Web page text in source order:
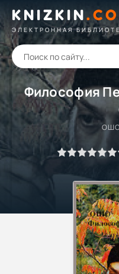
KNIZKIN.
ЭЛЕКТРОННАЯ
Философия